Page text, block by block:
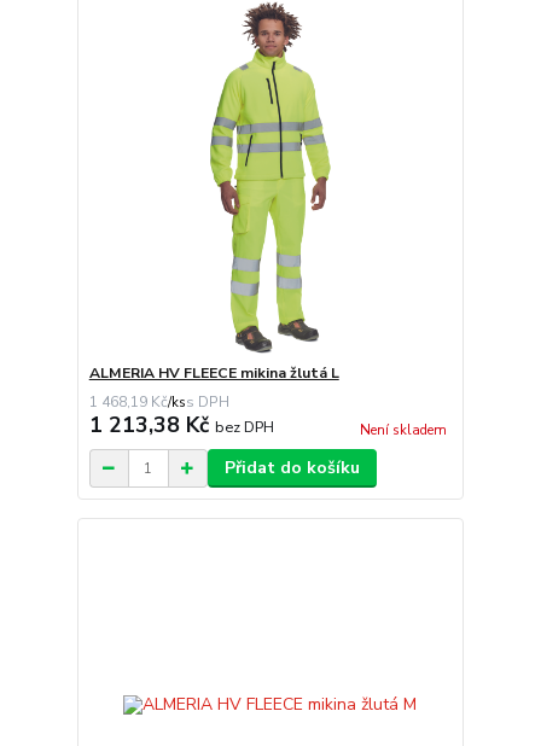
ALMERIA HV FLEECE mikina žlutá L
1 468,19 Kč/ks
1 213,38 Kč bez DPH Není skladem
Přidat do košíku